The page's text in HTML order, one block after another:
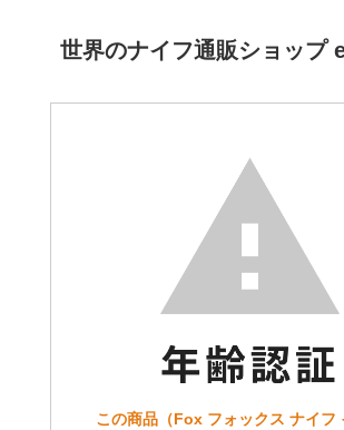
世界のナイフ通販ショップ
この商品（Fox フォックス ナイフ